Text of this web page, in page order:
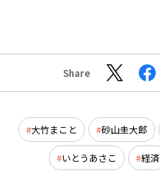
Share
大竹まこと 砂山圭大郎
いとうあさこ 経済